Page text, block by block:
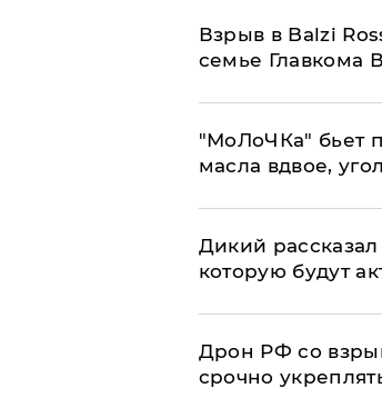
Взрыв в Balzi
семье Главкома
​"МоЛоЧКа" бьет
масла вдвое,
Дикий
которую будут
​Дрон РФ со
срочно